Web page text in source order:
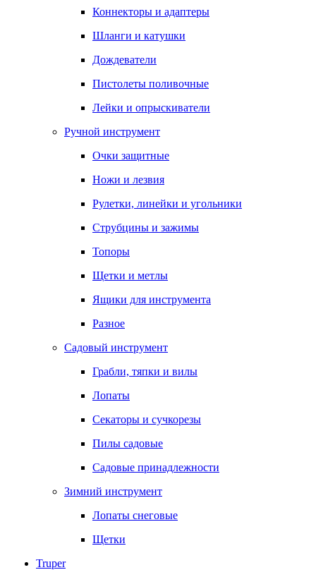
Коннекторы и адаптеры
Шланги и катушки
Дождеватели
Пистолеты поливочные
Лейки и опрыскиватели
Ручной инструмент
Очки защитные
Ножи и лезвия
Рулетки, линейки и угольники
Струбцины и зажимы
Топоры
Щетки и метлы
Ящики для инструмента
Разное
Садовый инструмент
Грабли, тяпки и вилы
Лопаты
Секаторы и сучкорезы
Пилы садовые
Садовые принадлежности
Зимний инструмент
Лопаты снеговые
Щетки
Truper